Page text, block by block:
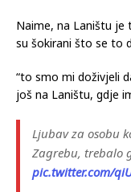
Naime, na Laništu je
su šokirani što se to
“to smo mi doživjeli
još na Laništu, gdje
Ljubav za osobu
Zagrebu, trebalo
pic.twitter.com/